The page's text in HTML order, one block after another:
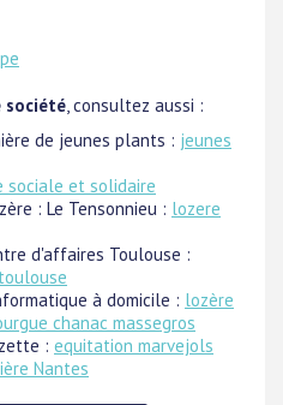
société, consultez aussi :
de jeunes plants : jeunes
sociale et solidaire
: Le Tensonnieu : lozere
d'affaires Toulouse :
à domicile : lozère
chanac massegros
: equitation marvejols
Nantes